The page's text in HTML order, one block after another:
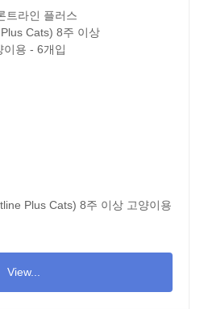
Plus Cats) 8주 이상 고양이용
View...